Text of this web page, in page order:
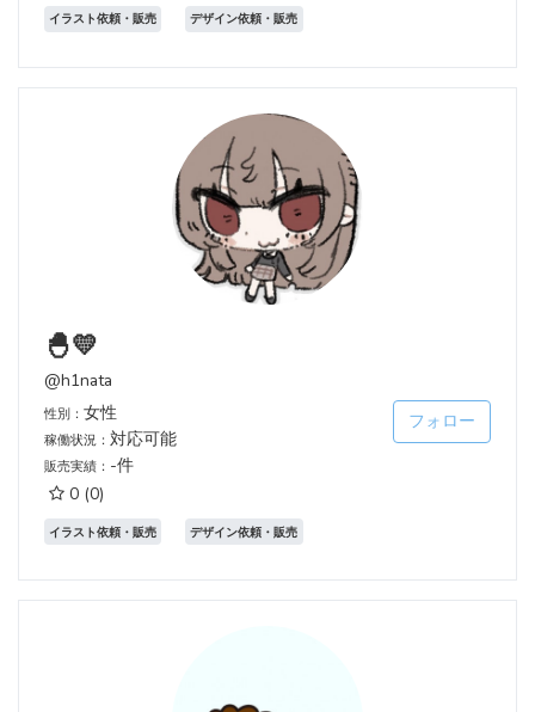
イラスト依頼・販売 デザイン依頼・販売
🐣💛
@h1nata
性別： 女性
稼働状況： 対応可能
販売実績： -件
0 (0)
フォロー
イラスト依頼・販売 デザイン依頼・販売